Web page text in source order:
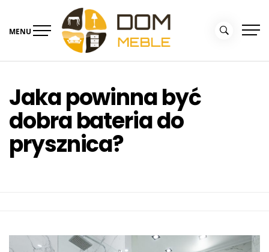
content
MENU
Jaka powinna być
dobra bateria do
prysznica?